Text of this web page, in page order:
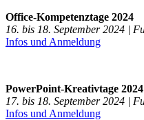
Office-Kompetenztage 2024
16. bis 18. September 2024 |
Infos und Anmeldung
PowerPoint-Kreativtage 2024
17. bis 18. September 2024 |
Infos und Anmeldung